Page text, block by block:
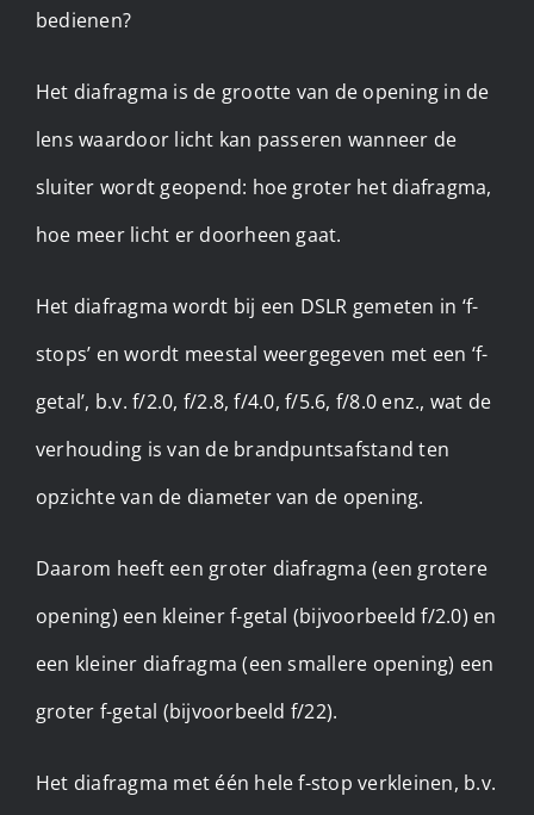
bedienen?
Het diafragma is de grootte van de opening in de
lens waardoor licht kan passeren wanneer de
sluiter wordt geopend: hoe groter het diafragma,
hoe meer licht er doorheen gaat.
Het diafragma wordt bij een DSLR gemeten in ‘f-
stops’ en wordt meestal weergegeven met een ‘f-
getal’, b.v. f/2.0, f/2.8, f/4.0, f/5.6, f/8.0 enz., wat de
verhouding is van de brandpuntsafstand ten
opzichte van de diameter van de opening.
Daarom heeft een groter diafragma (een grotere
opening) een kleiner f-getal (bijvoorbeeld f/2.0) en
een kleiner diafragma (een smallere opening) een
groter f-getal (bijvoorbeeld f/22).
Het diafragma met één hele f-stop verkleinen, b.v.